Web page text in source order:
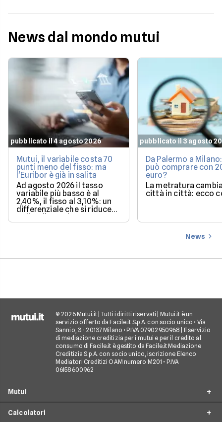
News dal mondo mutui
pubblicato il 4 agosto 2026
Mutui, il variabile costa 70
punti meno del fisso: ma
l'Euribor è già in salita
Ad agosto 2026 il tasso
variabile più basso è al
2,40%, il fisso al 3,10%: un
differenziale che si riduce
se l'Euribor sale come
previsto entro dicembre.
pubblicato il 3 agosto
Da Palermo a
può comprare con
euro?
La metratura
città in città: ecco
News
© 2026 Mutui.it | Tutti i diritti riservati | Mutui.it è un
servizio offerto da Facile.it S.p.A. con socio unico • Via
Sannio, 3 - 20137 Milano • P.IVA 07902950968 | Il servizio
di mediazione creditizia per i mutui e per il credito al
consumo di Facile.it è gestito da Facile.it Mediazione
Creditizia S.p.A. con socio unico, iscrizione Elenco
Mediatori Creditizi OAM numero M201 • P.IVA
06158600962
Mutui
Calcolatori